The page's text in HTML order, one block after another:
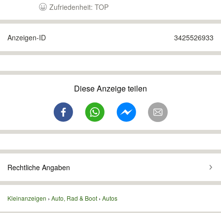
Zufriedenheit: TOP
Anzeigen-ID 3425526933
Diese Anzeige teilen
Rechtliche Angaben
Kleinanzeigen Auto, Rad & Boot Autos